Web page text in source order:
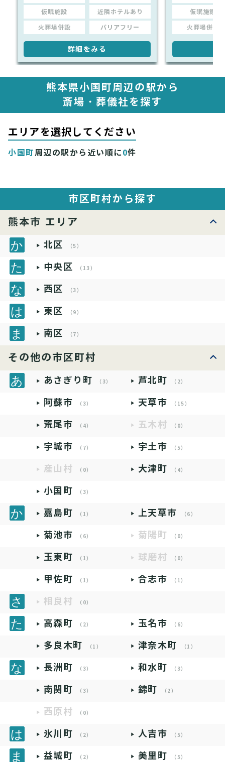
仮眠施設 近隣ホテルあり
火葬場併設 バリアフリー
詳細をみる
仮眠施設
火葬場併設
熊本県小国町周辺の駅から
斎場・葬儀社を探す
エリアを選択してください
小国町周辺の駅から近い順に0件
市区町村から探す
熊本市 エリア
北区 （5）
中央区 （13）
西区 （3）
東区 （9）
南区 （7）
その他の市区町村
あさぎり町 （3） 芦北町 （2）
阿蘇市 （3） 天草市 （15）
荒尾市 （4） 五木村 （0）
宇城市 （7） 宇土市 （5）
産山村 （0） 大津町 （4）
小国町 （3）
嘉島町 （1） 上天草市 （6）
菊池市 （6） 菊陽町 （0）
玉東町 （1） 球磨村 （0）
甲佐町 （1） 合志市 （1）
相良村 （0）
高森町 （2） 玉名市 （6）
多良木町 （1） 津奈木町 （1）
長洲町 （3） 和水町 （3）
南関町 （3） 錦町 （2）
西原村 （0）
氷川町 （2） 人吉市 （5）
益城町 （2） 美里町 （5）